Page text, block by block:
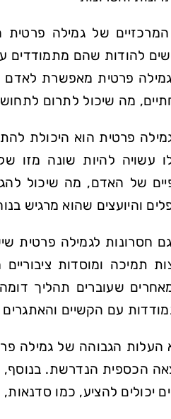
של גמילה פרטית
להודות שהם
פרטית מאפשרת לאדם
מה שיכול לתרום
פרטית הוא היכולת
עשויה להיות שונה מזו
של האדם, מה שיכול
והיועצים שהוא מרגיש
חסרונות לגמילה פרטית
תמיכה ומוסדות
שעוברים תהליך
עם הקשיים
העלות הגבוהה של גמילה
הכספית הנדרשת. בנוסף,
יכולים להציע, כמו